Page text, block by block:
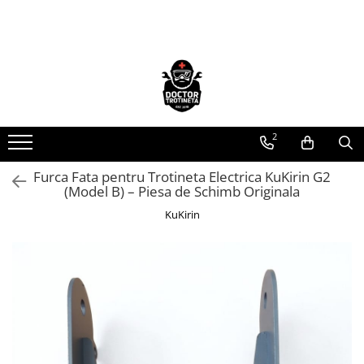
Piese de schimb
https://www.doctortrotineta.ro/electrica
Acceleratie
Kit complet
Contact cu cheie
2
Furca Fata pentru Trotineta Electrica KuKirin G2
(Model B) – Piesa de Schimb Originala
KuKirin